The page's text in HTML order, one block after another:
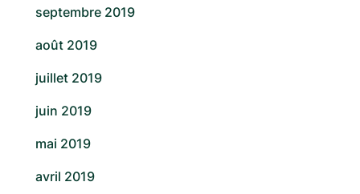
septembre 2019
août 2019
juillet 2019
juin 2019
mai 2019
avril 2019